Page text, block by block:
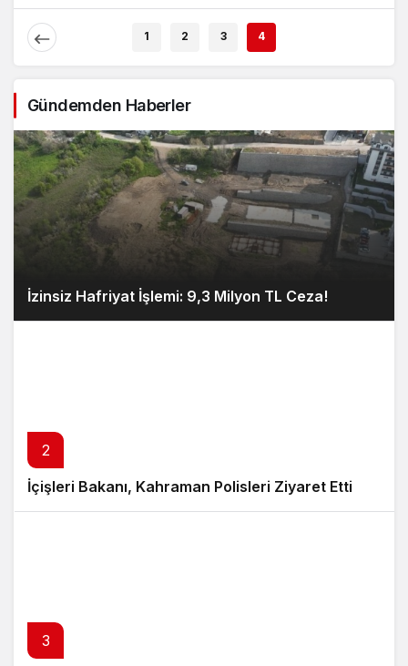
Ağırlıyor!
Enflasyon Raporu
Açıklaması
1 2 3 4
Gündemden Haberler
İzinsiz Hafriyat İşlemi: 9,3 Milyon TL Ceza!
2
İçişleri Bakanı, Kahraman Polisleri Ziyaret Etti
3